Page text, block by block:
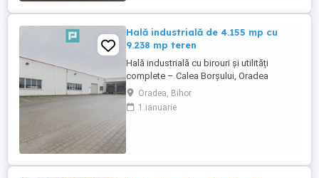
Construcție nouă ...
Hală industrială de 4.155 mp cu
9.238 mp teren
Hală industrială cu birouri și utilități
complete – Calea Borșului, Oradea
Proprietatea este situată într-o zonă
industrială consacrată – Calea Borșului,
cu acces rapid către șosele principale și
Oradea, Bihor
1 ianuarie